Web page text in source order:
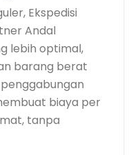
Ekspedisi
Andal
lebih optimal,
barang berat
biaya per
tanpa